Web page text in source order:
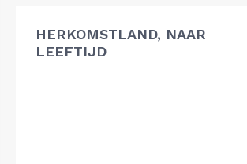
HERKOMSTLAND, NAAR
LEEFTIJD